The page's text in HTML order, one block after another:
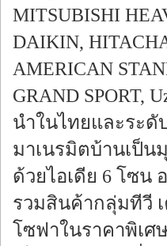
MITSUBISHI
DAIKIN,
AMERICAN
GRAND SPORT,
นำในไทยและระ
มาเนรมิตบ้านเป็น
ด้วยไอเดีย 6 โซน
รวมสินค้ากลุ่มทีวี
โซฟาในราคาพิเศ